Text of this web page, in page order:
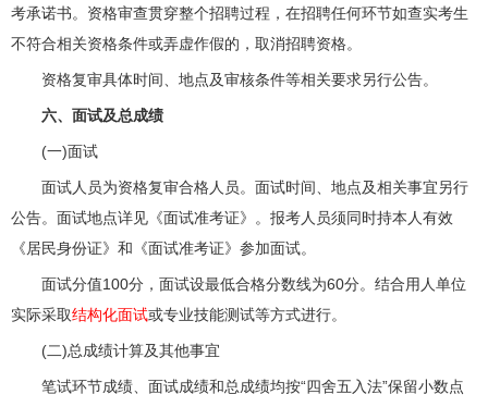
考承诺书。资格审查贯穿整个招聘过程，在招聘任何环节如查实考生
不符合相关资格条件或弄虚作假的，取消招聘资格。
资格复审具体时间、地点及审核条件等相关要求另行公告。
六、面试及总成绩
(一)面试
面试人员为资格复审合格人员。面试时间、地点及相关事宜另行
公告。面试地点详见《面试准考证》。报考人员须同时持本人有效
《居民身份证》和《面试准考证》参加面试。
面试分值100分，面试设最低合格分数线为60分。结合用人单位
实际采取结构化面试或专业技能测试等方式进行。
(二)总成绩计算及其他事宜
笔试环节成绩、面试成绩和总成绩均按“四舍五入法”保留小数点